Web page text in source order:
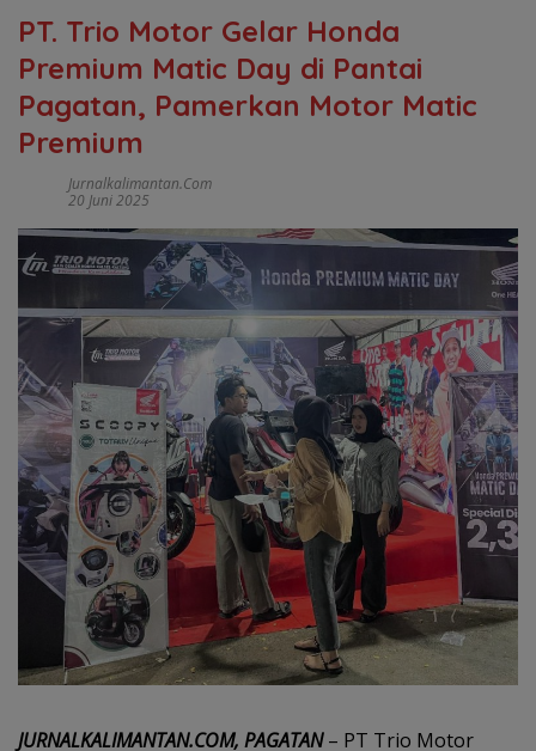
PT. Trio Motor Gelar Honda
Premium Matic Day di Pantai
Pagatan, Pamerkan Motor Matic
Premium
Jurnalkalimantan.com
20 Juni 2025
JURNALKALIMANTAN.COM, PAGATAN– PT Trio Motor